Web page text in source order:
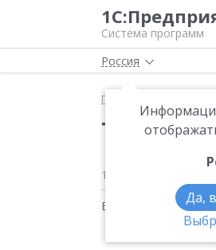
Система программ
Россия
Да,
Главная
Типовой
16 марта 2022
Видео на тему: